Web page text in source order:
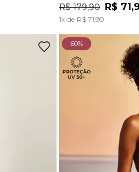
R$ 179,90 R$ 71,
1x de R$ 71 ,90
60%